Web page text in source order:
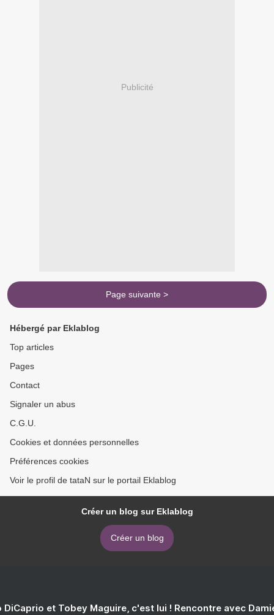
Publicité
Page suivante >
Hébergé par Eklablog
Top articles
Pages
Contact
Signaler un abus
C.G.U.
Cookies et données personnelles
Préférences cookies
Voir le profil de tataN sur le portail Eklablog
Créer un blog sur Eklablog
Créer un blog
DiCaprio et Tobey Maguire, c'est lui ! Rencontre avec